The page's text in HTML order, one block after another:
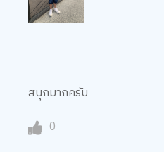
สนุกมากครับ
0